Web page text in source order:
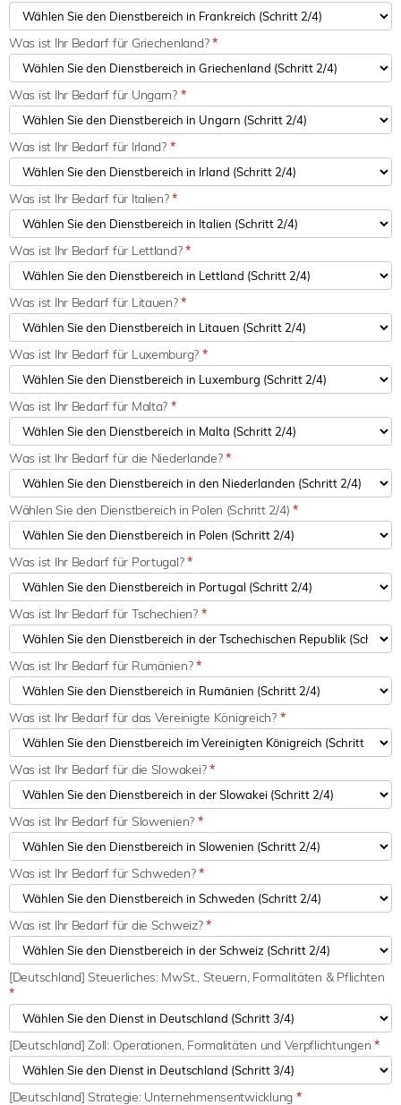
Was ist Ihr Bedarf für Griechenland?*
Was ist Ihr Bedarf für Ungarn? *
Was ist Ihr Bedarf für Irland? *
Was ist Ihr Bedarf für Italien?*
Was ist Ihr Bedarf für Lettland?*
Was ist Ihr Bedarf für Litauen?*
Was ist Ihr Bedarf für Luxemburg? *
Was ist Ihr Bedarf für Malta? *
Was ist Ihr Bedarf für die Niederlande?*
Wählen Sie den Dienstbereich in Polen (Schritt 2/4) *
Was ist Ihr Bedarf für Portugal?*
Was ist Ihr Bedarf für Tschechien? *
Was ist Ihr Bedarf für Rumänien?*
Was ist Ihr Bedarf für das Vereinigte Königreich? *
Was ist Ihr Bedarf für die Slowakei?*
Was ist Ihr Bedarf für Slowenien? *
Was ist Ihr Bedarf für Schweden?*
Was ist Ihr Bedarf für die Schweiz?*
[Deutschland] Steuerliches: MwSt., Steuern, Formalitäten & Pflichten
*
[Deutschland] Zoll: Operationen, Formalitäten und Verpflichtungen*
[Deutschland] Strategie: Unternehmensentwicklung *